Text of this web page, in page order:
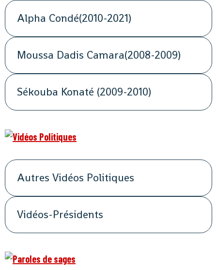
Alpha Condé(2010-2021)
Moussa Dadis Camara(2008-2009)
Sékouba Konaté (2009-2010)
Autres Vidéos Politiques
Vidéos-Présidents